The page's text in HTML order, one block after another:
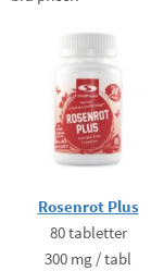
Rosenrot Plus
80 tabletter
300 mg / tabl